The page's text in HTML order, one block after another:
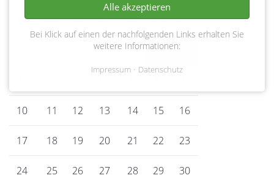
Montag
Dienstag
Mittwoch
Donnerstag
Freitag
Samstag
Sonntag
1 2
10 11 12 13 14 15 16
17 18 19 20 21 22 23
24 25 26 27 28 29 30
Alle akzeptieren
Bei Klick auf einen der nachfolgenden Links erhalten Sie
weitere Informationen:
Impressum Datenschutz